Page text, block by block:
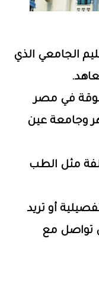
الجامعي الذي
في مصر
وجامعة عين
مثل الطب
أو تريد
تواصل مع